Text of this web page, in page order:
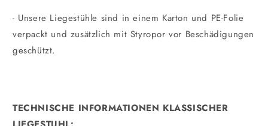
- Unsere Liegestühle sind in einem Karton und PE-Folie
verpackt und zusätzlich mit Styropor vor Beschädigungen
geschützt.
TECHNISCHE INFORMATIONEN KLASSISCHER